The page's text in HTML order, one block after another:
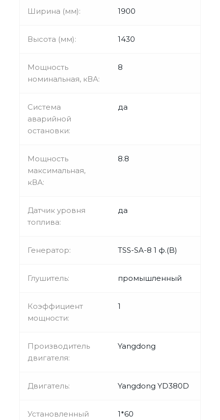
Ширина (мм): 1900
Высота (мм): 1430
Мощность
номинальная, кВА:
8
Система
аварийной
остановки:
да
Мощность
максимальная,
кВА:
8.8
Датчик уровня
топлива:
да
Генератор: TSS-SA-8 1 ф.(B)
Глушитель: промышленный
Коэффициент
мощности:
1
Производитель
двигателя:
Yangdong
Двигатель: Yangdong YD380D
Установленный
1*60